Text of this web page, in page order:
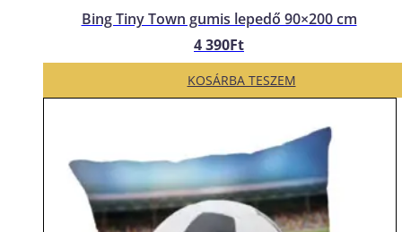
Bing Tiny Town gumis lepedő 90×200 cm
4 390Ft
KOSÁRBA TESZEM